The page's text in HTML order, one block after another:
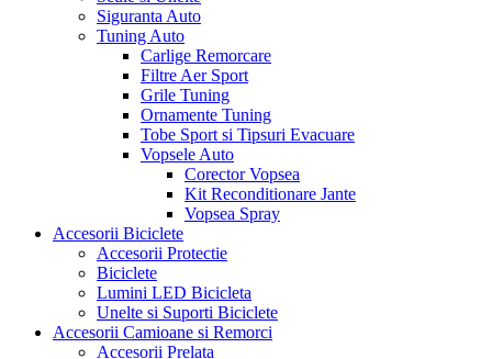
Siguranta Auto
Tuning Auto
Carlige Remorcare
Filtre Aer Sport
Grile Tuning
Ornamente Tuning
Tobe Sport si Tipsuri Evacuare
Vopsele Auto
Corector Vopsea
Kit Reconditionare Jante
Vopsea Spray
Accesorii Biciclete
Accesorii Protectie
Biciclete
Lumini LED Bicicleta
Unelte si Suporti Biciclete
Accesorii Camioane si Remorci
Accesorii Prelata